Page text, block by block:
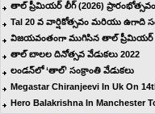
తాల్ ప్రీమియర్ లీగ్ (2026) ప్రారంభోత్సవం
Tal 20 వ వార్షికోత్సవం మరియు ఉగాది
విజయవంతంగా ముగిసిన తాల్ ప్రీమియర్
తాల్ బాలల దినోత్సవ వేడుకలు 2022
లండన్‌లో ‘తాల్’ సంక్రాంతి వేడుకలు
Megastar Chiranjeevi In Uk On
Hero Balakrishna In Manchester